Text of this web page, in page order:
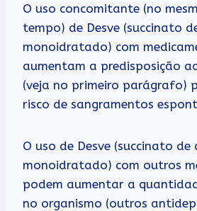
O uso concomitante (no
tempo) de Desve (succinato
monoidratado) com
aumentam a predisposição
(veja no primeiro parágrafo)
risco de sangramentos
O uso de Desve (succinato
monoidratado) com outros
podem aumentar a
no organismo (outros